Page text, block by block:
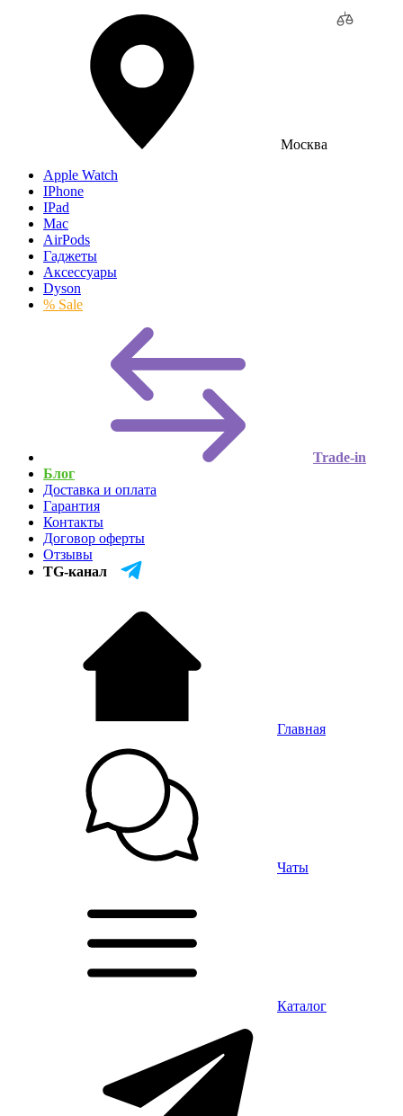
Москва
Apple Watch
IPhone
IPad
Mac
AirPods
Гаджеты
Аксессуары
Dyson
% Sale
Trade-in
Блог
Доставка и оплата
Гарантия
Контакты
Договор оферты
Отзывы
TG-канал
Главная
Чаты
Каталог